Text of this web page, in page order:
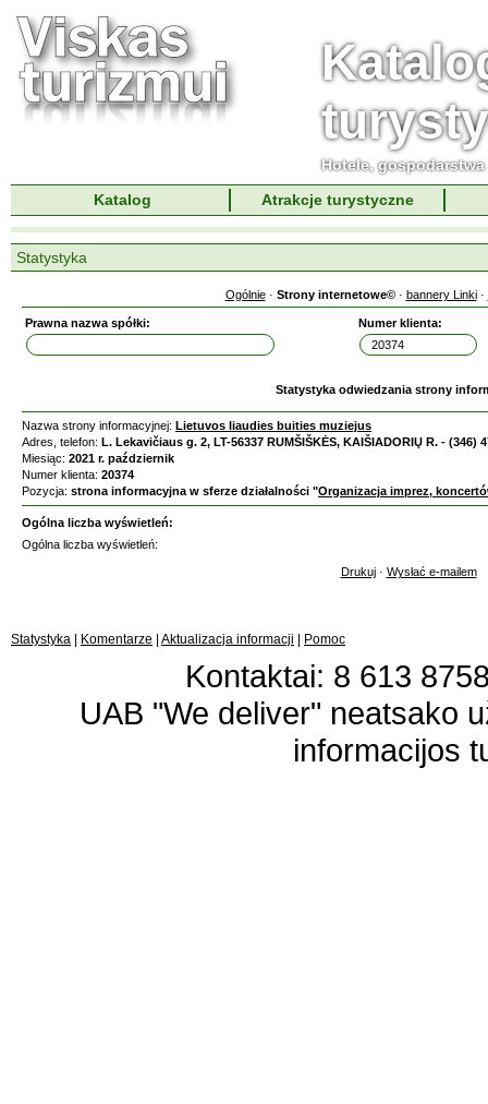
Hotele,
Katalog
Atrakcje turystyczne
Statystyka
Ogólnie· Strony internetowe©· bannery Linki·
Prawna nazwa spółki: Numer klienta:
Statystyka odwiedzania strony
Nazwa strony informacyjnej: Lietuvos liaudies buities muziejus
Adres, telefon: L. Lekavičiaus g. 2, LT-56337 RUMŠIŠKĖS, KAIŠIADORIŲ R. - (346)
Miesiąc: 2021 r. październik
Numer klienta: 20374
Pozycja: strona informacyjna w sferze działalności "Organizacja imprez,
Ogólna liczba wyświetleń:
Ogólna liczba wyświetleń:
Drukuj· Wysłać e-mailem
Statystyka Komentarze Aktualizacja informacji Pomoc
Kontaktai: 8 613
UAB "We deliver" neatsako
informacijos